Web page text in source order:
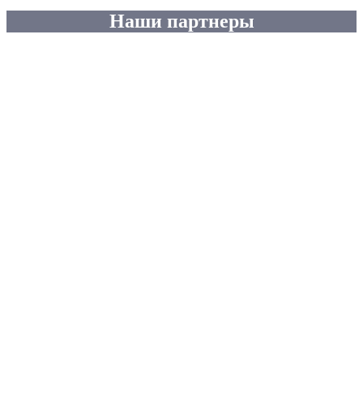
Наши партнеры